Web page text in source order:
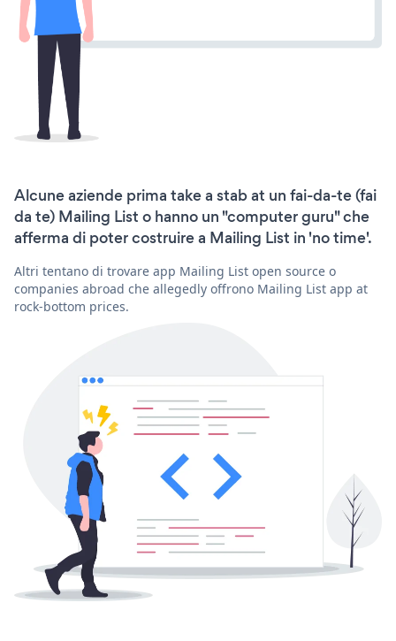
Alcune aziende prima take a stab at un fai-da-te (fai
da te) Mailing List o hanno un "computer guru" che
afferma di poter costruire a Mailing List in 'no time'.
Altri tentano di trovare app Mailing List open source o
companies abroad che allegedly offrono Mailing List app at
rock-bottom prices.